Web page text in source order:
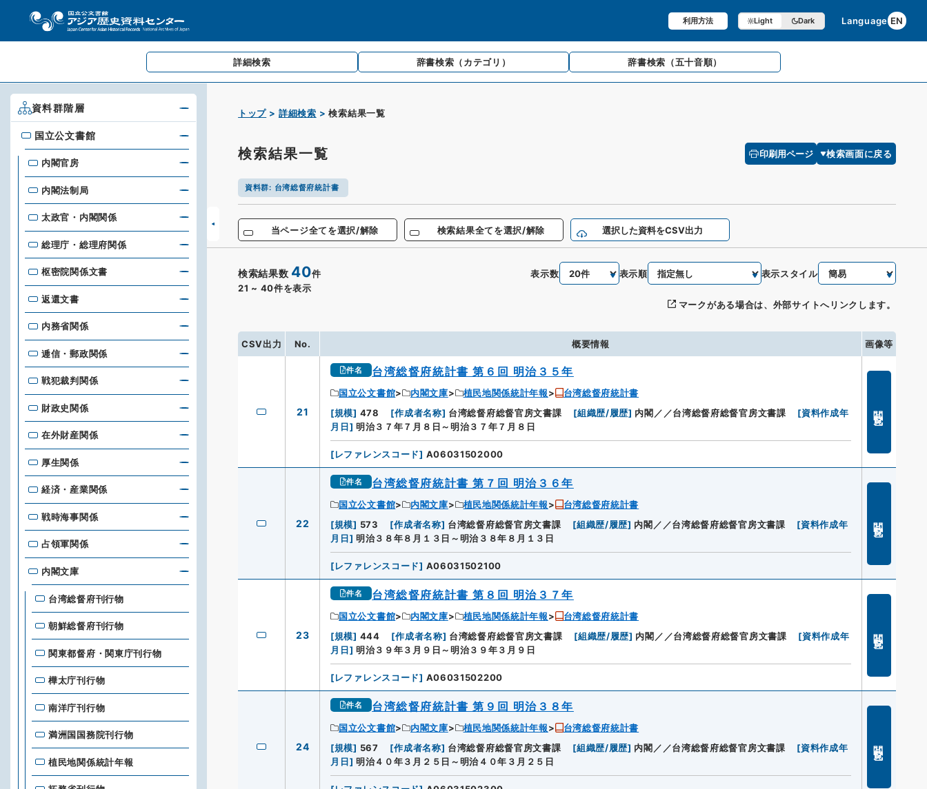
利用方法 Light Dark Language EN
詳細検索 辞書検索 （カテゴリ） 辞書検索 （五十音順）
トップ 詳細検索 検索結果一覧
検索結果一覧 印刷用ページ 検索画面に戻る
資料群: 台湾総督府統計書
当ページ全てを選択/解除 検索結果全てを選択/解除 選択した資料をCSV出力
検索結果数 40件
21 ~ 40件を表示
表示数 表示順 表示スタイル
マークがある場合は、外部サイトへリンクします。
CSV出力 No. 概要情報 画像等
21
件名 台湾総督府統計書 第６回 明治３５年
国立公文書館 内閣文庫 植民地関係統計年報
台湾総督府統計書
[規模] 478 [作成者名称] 台湾総督府総督官房文書課 [組織歴/履歴] 内閣／／台湾総督府総督官房文書課 [資料作成年
月日] 明治３７年７月８日～明治３７年７月８日
[レファレンスコード] A06031502000
22
件名 台湾総督府統計書 第７回 明治３６年
国立公文書館 内閣文庫 植民地関係統計年報
台湾総督府統計書
[規模] 573 [作成者名称] 台湾総督府総督官房文書課 [組織歴/履歴] 内閣／／台湾総督府総督官房文書課 [資料作成年
月日] 明治３８年８月１３日～明治３８年８月１３日
[レファレンスコード] A06031502100
23
件名 台湾総督府統計書 第８回 明治３７年
国立公文書館 内閣文庫 植民地関係統計年報
台湾総督府統計書
[規模] 444 [作成者名称] 台湾総督府総督官房文書課 [組織歴/履歴] 内閣／／台湾総督府総督官房文書課 [資料作成年
月日] 明治３９年３月９日～明治３９年３月９日
[レファレンスコード] A06031502200
24
件名 台湾総督府統計書 第９回 明治３８年
国立公文書館 内閣文庫 植民地関係統計年報
台湾総督府統計書
[規模] 567 [作成者名称] 台湾総督府総督官房文書課 [組織歴/履歴] 内閣／／台湾総督府総督官房文書課 [資料作成年
月日] 明治４０年３月２５日～明治４０年３月２５日
資料群階層
国立公文書館
国立公文書館
内閣官房
内閣法制局
太政官・内閣関係
総理庁・総理府関係
枢密院関係文書
返還文書
内務省関係
逓信・郵政関係
戦犯裁判関係
財政史関係
在外財産関係
厚生関係
経済・産業関係
戦時海事関係
占領軍関係
内閣文庫
台湾総督府刊行物
朝鮮総督府刊行物
関東都督府・関東庁刊行物
樺太庁刊行物
南洋庁刊行物
満洲国国務院刊行物
植民地関係統計年報